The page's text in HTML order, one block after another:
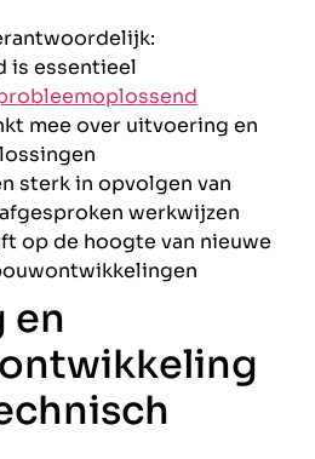
is essentieel
mee over uitvoering en
sterk in opvolgen van
werkwijzen
op de hoogte van nieuwe
en